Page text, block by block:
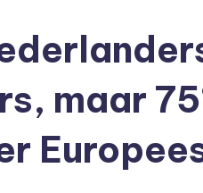
maar